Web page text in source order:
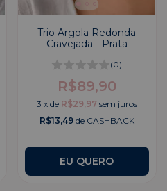
Trio Argola Redonda
Cravejada - Prata
(0)
R$89,90
3 x de R$29,97 sem juros
R$13,49de CASHBACK